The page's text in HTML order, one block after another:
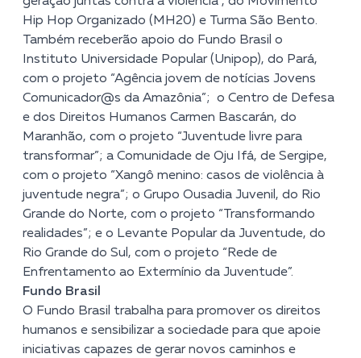
Hip Hop Organizado (MH20) e Turma São Bento.
Também receberão apoio do Fundo Brasil o
Instituto Universidade Popular (Unipop), do Pará,
com o projeto “Agência jovem de notícias Jovens
Comunicador@s da Amazônia”; o Centro de Defesa
e dos Direitos Humanos Carmen Bascarán, do
Maranhão, com o projeto “Juventude livre para
transformar”; a Comunidade de Oju Ifá, de Sergipe,
com o projeto “Xangô menino: casos de violência à
juventude negra”; o Grupo Ousadia Juvenil, do Rio
Grande do Norte, com o projeto “Transformando
realidades”; e o Levante Popular da Juventude, do
Rio Grande do Sul, com o projeto “Rede de
Enfrentamento ao Extermínio da Juventude”.
Fundo Brasil
O Fundo Brasil trabalha para promover os direitos
humanos e sensibilizar a sociedade para que apoie
iniciativas capazes de gerar novos caminhos e